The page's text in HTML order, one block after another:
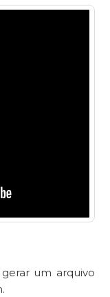
um arquivo